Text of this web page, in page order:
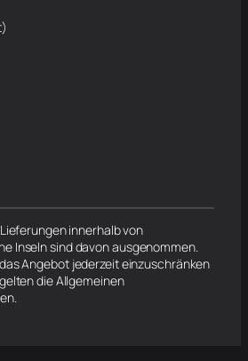
innerhalb von
Inseln sind davon ausgenommen.
Angebot jederzeit einzuschränken
die Allgemeinen